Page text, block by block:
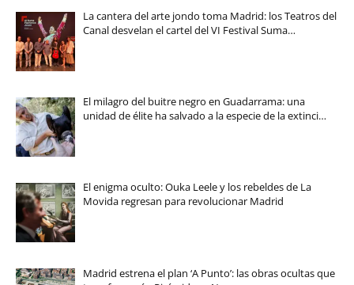
La cantera del arte jondo toma Madrid: los Teatros del
Canal desvelan el cartel del VI Festival Suma…
El milagro del buitre negro en Guadarrama: una
unidad de élite ha salvado a la especie de la extinci…
El enigma oculto: Ouka Leele y los rebeldes de La
Movida regresan para revolucionar Madrid
Madrid estrena el plan ‘A Punto’: las obras ocultas que